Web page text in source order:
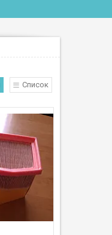
Список